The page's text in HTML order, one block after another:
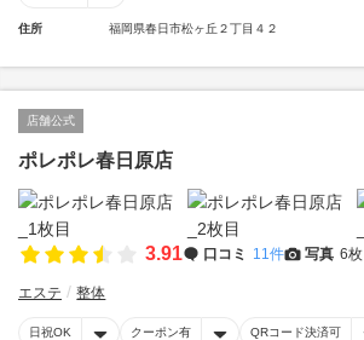
住所 福岡県春日市松ヶ丘２丁目４２
店舗公式
ポレポレ春日原店
3.91 口コミ 11件 写真 6枚
エステ 整体
日祝OK クーポン有 QRコード決済可